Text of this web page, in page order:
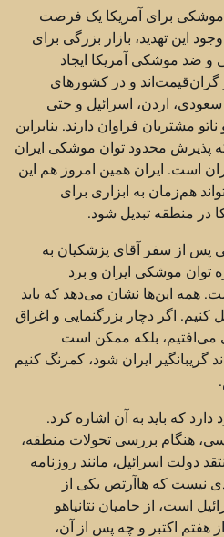
موشکی برای آمریکا یک فرصت
این تهدید، بازار بزرگی برای
و ضد موشکی آمریکا ایجاد
گران‌قیمت‌اند و در کشورهای
اردن، اسرائیل و حتی
مشتریان فراوان دارند. بنابراین
که پذیرش محدود توان موشکی ایران
است. ایران همین امروز هم این
هم‌زمان به ابزاری برای
در منطقه تبدیل شود.
پس از سفر آقای پزشکیان به
توان موشکی ایران و برد
این‌ها نشان می‌دهد که باید
کنیم. اگر دچار بزرگنمایی و اغراق
می‌افتیم، بلکه ممکن است
گریبانگیر ایران شود، کمرنگ کنیم
دارد که باید به آن اشاره کرد.
هنگام بررسی تحولات منطقه،
دولت اسرائیل، مانند روزنامه
نیست که هاآرتص یکی از
است، از حامیان نتانیاهو
اکتبر و چه پس از آن،